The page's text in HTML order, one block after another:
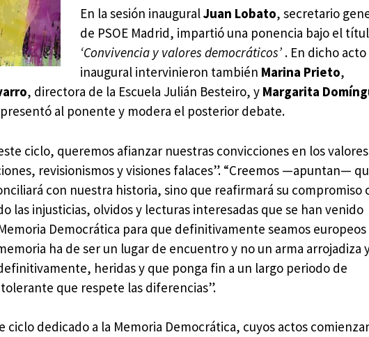
En la sesión inauguralJuan Lobato, secretario
de PSOE Madrid, impartió una ponencia bajo el
‘Convivencia y valores democráticos’ . En dicho acto
inaugural intervinieron también Marina Prieto,
, directora de la Escuela Julián Besteiro, y Margarita
al ponente y modera el posterior debate.
ciclo, queremos afianzar nuestras convicciones en los valores
revisionismos y visiones falaces”. “Creemos —apuntan—
con nuestra historia, sino que reafirmará su compromiso
las injusticias, olvidos y lecturas interesadas que se han venido
Democrática para que definitivamente seamos
ha de ser un lugar de encuentro y no un arma arrojadiza
heridas y que ponga fin a un largo periodo de
que respete las diferencias”.
ciclo dedicado a la Memoria Democrática, cuyos actos